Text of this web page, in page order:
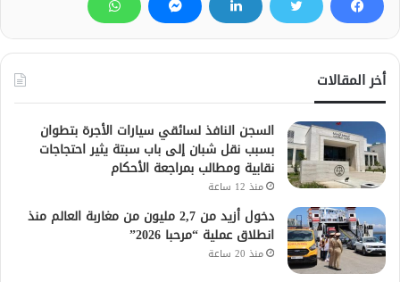
أخر المقالات
السجن النافذ لسائقي سيارات الأجرة بتطوان
بسبب نقل شبان إلى باب سبتة يثير احتجاجات
نقابية ومطالب بمراجعة الأحكام
منذ 12 ساعة
دخول أزيد من 2,7 مليون من مغاربة العالم منذ
انطلاق عملية “مرحبا 2026”
منذ 20 ساعة